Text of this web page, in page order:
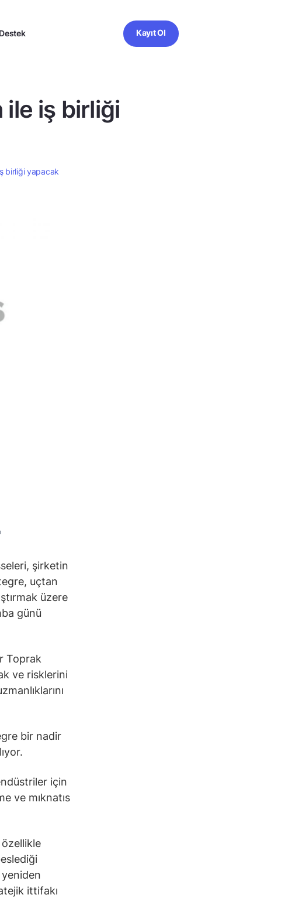
Destek Kayıt Ol
ile iş birliği
birliği yapacak
şirketin
uçtan
üzere
günü
Toprak
ve risklerini
bir nadir
için
ve mıknatıs
özellikle
ittifakı